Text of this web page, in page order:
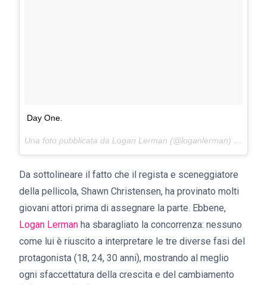
Day One.
Una foto pubblicata da Logan Lerman (@loganlerman) in data:
Da sottolineare il fatto che il regista e sceneggiatore
della pellicola, Shawn Christensen, ha provinato molti
giovani attori prima di assegnare la parte. Ebbene,
Logan Lerman ha sbaragliato la concorrenza: nessuno
come lui è riuscito a interpretare le tre diverse fasi del
protagonista (18, 24, 30 anni), mostrando al meglio
ogni sfaccettatura della crescita e del cambiamento